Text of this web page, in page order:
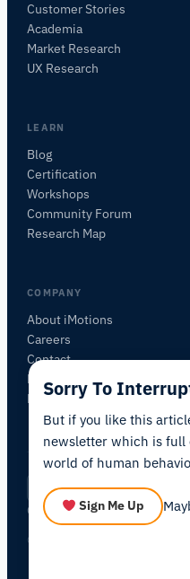
Customer Stories
Academia
Market Research
UX Research
LEARN
Blog
Certification
Workshops
Community Forum
Research Map
COMPANY
About iMotions
Careers
Contact
My iMotions
Newsletter
DE |Privacy Policy
Cookie Settings
© 2026 iMotions A/S. All rights
FRAGEN SIE ZU DIESEM ARTIKEL
Diesen Artikel
Wie könnte ich das anwenden?
Sorry To
But if you like this
newsletter which is full
world of human
Sign Me Up